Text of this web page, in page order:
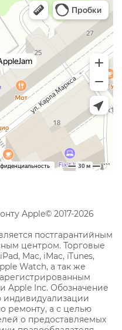
Apple© 2017-2026
постгарантийным
центром. Торговые
Mac, iMac, iTunes,
Watch, а так же
Apple Inc. Обозначение
индивидуализации
ремонту, а с целью
о предоставляемых